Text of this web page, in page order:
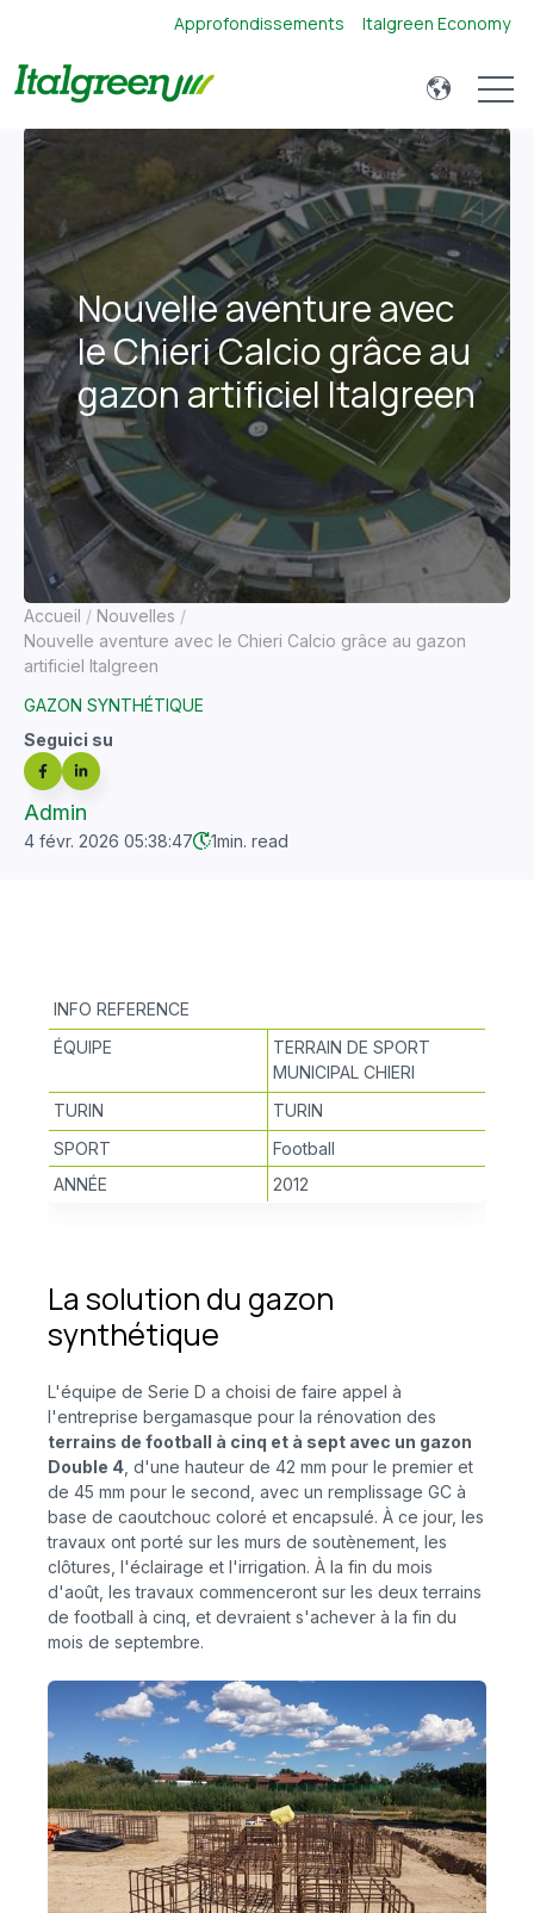
Approfondissements Italgreen Economy
Open
Accueil
Nouvelles
Nouvelle aventure avec le Chieri Calcio grâce au gazon
artificiel Italgreen
GAZON SYNTHÉTIQUE
Seguici su
Admin
4 févr. 2026 05:38:47 1min. read
Nouvelle aventure avec
le Chieri Calcio grâce au
gazon artificiel Italgreen
INFO REFERENCE
ÉQUIPE
TERRAIN DE SPORT
MUNICIPAL CHIERI
TURIN
TURIN
SPORT
Football
ANNÉE
2012
La solution du gazon
synthétique
L'équipe de Serie D a choisi de faire appel à
l'entreprise bergamasque pour la rénovation des
terrains de football à cinq et à sept avec un gazon
Double 4 , d'une hauteur de 42 mm pour le premier et
de 45 mm pour le second, avec un remplissage GC à
base de caoutchouc coloré et encapsulé. À ce jour, les
travaux ont porté sur les murs de soutènement, les
clôtures, l'éclairage et l'irrigation. À la fin du mois
d'août, les travaux commenceront sur les deux terrains
de football à cinq, et devraient s'achever à la fin du
mois de septembre.